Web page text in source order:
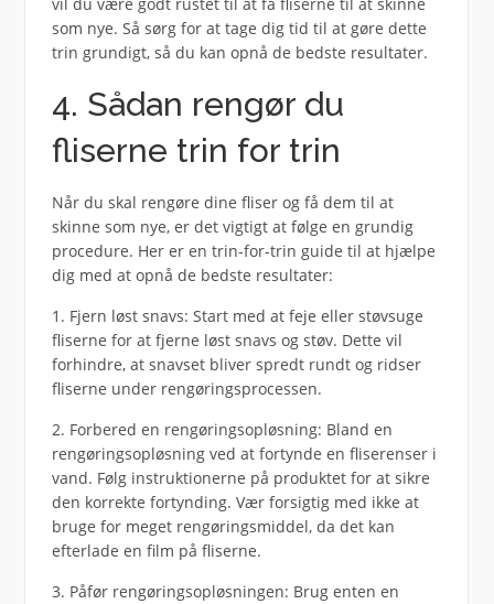
som nye. Så sørg for at tage dig tid til at gøre dette
trin grundigt, så du kan opnå de bedste resultater.
4. Sådan rengør du
fliserne trin for trin
Når du skal rengøre dine fliser og få dem til at
skinne som nye, er det vigtigt at følge en grundig
procedure. Her er en trin-for-trin guide til at hjælpe
dig med at opnå de bedste resultater:
1. Fjern løst snavs: Start med at feje eller støvsuge
fliserne for at fjerne løst snavs og støv. Dette vil
forhindre, at snavset bliver spredt rundt og ridser
fliserne under rengøringsprocessen.
2. Forbered en rengøringsopløsning: Bland en
rengøringsopløsning ved at fortynde en fliserenser i
vand. Følg instruktionerne på produktet for at sikre
den korrekte fortynding. Vær forsigtig med ikke at
bruge for meget rengøringsmiddel, da det kan
efterlade en film på fliserne.
3. Påfør rengøringsopløsningen: Brug enten en